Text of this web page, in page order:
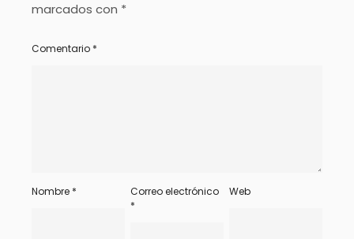
marcados con *
Comentario *
Nombre *
Correo electrónico
*
Web